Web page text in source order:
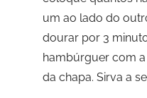
um ao lado do
dourar por 3
hambúrguer com
da chapa. Sirva a